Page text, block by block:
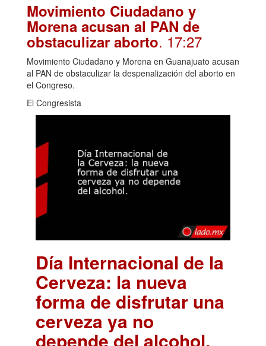
Movimiento Ciudadano y
Morena acusan al PAN de
obstaculizar aborto. 17:27
Movimiento Ciudadano y Morena en Guanajuato acusan
al PAN de obstaculizar la despenalización del aborto en
el Congreso.
El Congresista
Día Internacional de la
Cerveza: la nueva
forma de disfrutar una
cerveza ya no
depende del alcohol..